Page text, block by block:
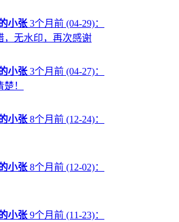
小张 3个月前 (04-29)：
，无水印，再次感谢
小张 3个月前 (04-27)：
！
小张 8个月前 (12-24)：
小张 8个月前 (12-02)：
小张 9个月前 (11-23)：